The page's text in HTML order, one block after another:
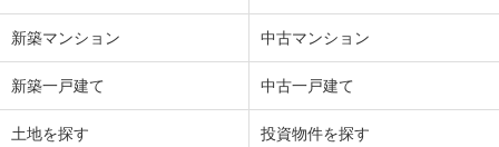
新築マンション 中古マンション
新築一戸建て 中古一戸建て
土地を探す 投資物件を探す